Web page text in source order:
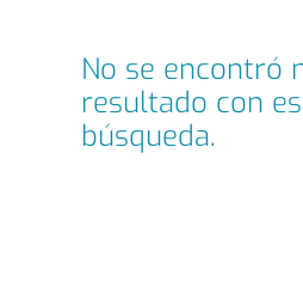
No se encontró
resultado con
búsqueda.